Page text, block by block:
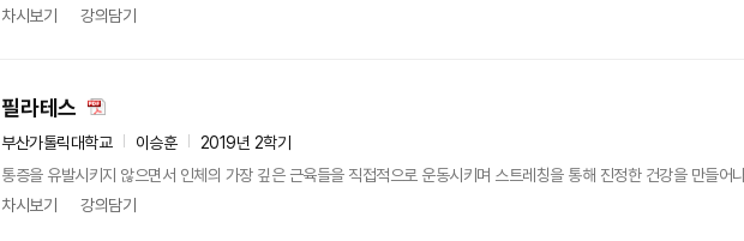
차시보기
강의담기
필라테스
부산가톨릭대학교 이승훈
2019년 2학기
통증을 유발시키지 않으면서 인체의 가장 깊은 근육들을 직접적으로 운동시키며 스트레칭을 통해 진정한 건강을 만들어
차시보기
강의담기